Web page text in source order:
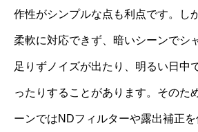
作性がシンプルな点も利点です。し
柔軟に対応できず、暗いシーンでシ
足りずノイズが出たり、明るい日中
ったりすることがあります。そのた
ーンではNDフィルターや露出補正